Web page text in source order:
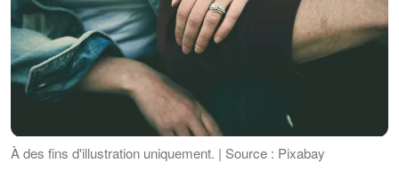
À des fins d'illustration uniquement. | Source : Pixabay